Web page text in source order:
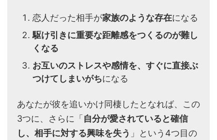
恋人だった相手が家族のような存在になる
駆け引きに重要な距離感をつくるのが難し
くなる
お互いのストレスや感情を、すぐに直接ぶ
つけてしまいがちになる
あなたが彼を追いかけ同棲したとなれば、この
3つに、さらに「自分が愛されていると確信
し、相手に対する興味を失う 」という4つ目の